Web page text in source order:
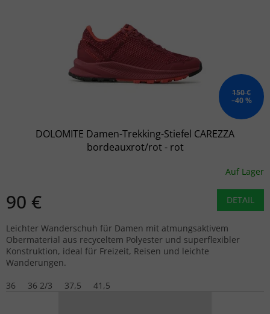
150 €
–40 %
DOLOMITE Damen-Trekking-Stiefel CAREZZA
bordeauxrot/rot - rot
Auf Lager
90 € DETAIL
Leichter Wanderschuh für Damen mit atmungsaktivem
Obermaterial aus recyceltem Polyester und superflexibler
Konstruktion, ideal für Freizeit, Reisen und leichte
Wanderungen.
36
36 2/3 37,5 41,5